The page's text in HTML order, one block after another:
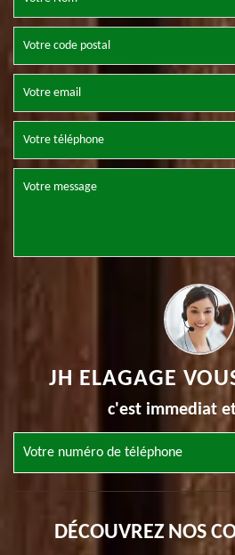
JH ELAGAGE
c'est immediat
DÉCOUVREZ NOS